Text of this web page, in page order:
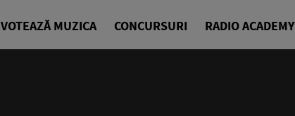
VOTEAZĂ MUZICA CONCURSURI RADIO ACADEMY